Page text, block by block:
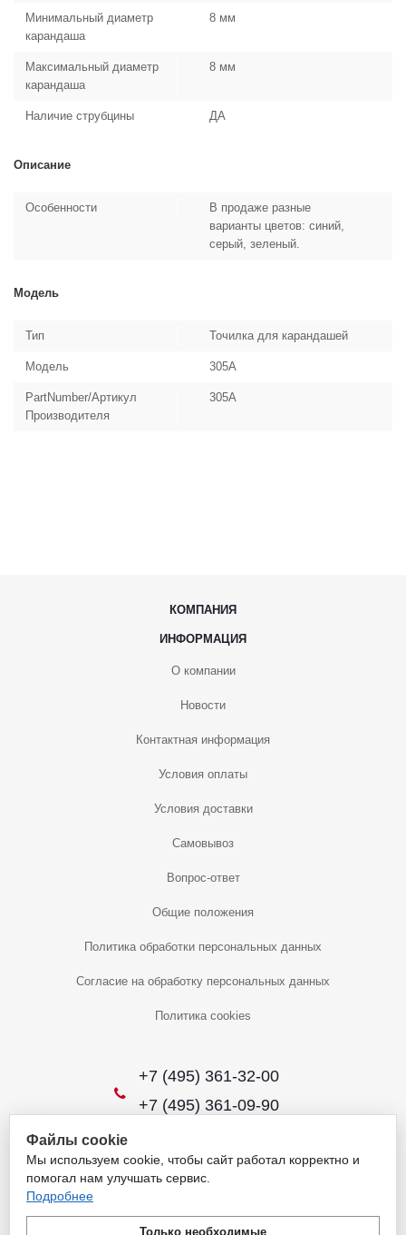
Минимальный диаметр
карандаша
8 мм
Максимальный диаметр
карандаша
8 мм
Наличие струбцины ДА
Описание
Особенности
В продаже разные
варианты цветов: синий,
серый, зеленый.
Модель
Тип Точилка для карандашей
Модель 305A
PartNumber/Артикул
Производителя
305A
КОМПАНИЯ
ИНФОРМАЦИЯ
О компании
Новости
Контактная информация
Условия оплаты
Условия доставки
Самовывоз
Вопрос-ответ
Общие положения
Политика обработки персональных данных
Согласие на обработку персональных данных
Политика cookies
+7 (495) 361-32-00
+7 (495) 361-09-90
2026 © Уникальный интернет-магазин
Обращаем ваше внимание на то, что данный интернет-сайт носит
не является публичной офертой, определяемой положениями
Файлы cookie
Мы используем cookie, чтобы сайт работал корректно и
помогал нам улучшать сервис.
Подробнее
Только необходимые